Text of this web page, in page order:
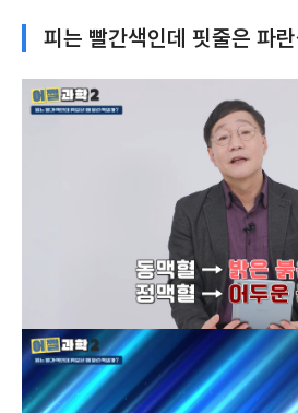
피는 빨간색인데 핏줄은 파